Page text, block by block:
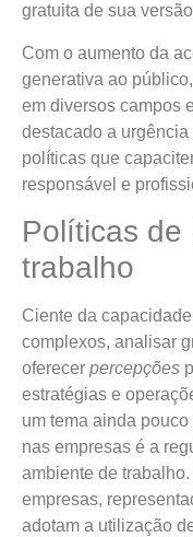
gratuita de sua
Com o aumento da
generativa ao
em diversos campos
destacado a
políticas que
responsável e
Políticas de
trabalho
Ciente da
complexos, analisar
oferecer percepções
estratégias e
um tema ainda
nas empresas é a
ambiente de
empresas,
adotam a utilização